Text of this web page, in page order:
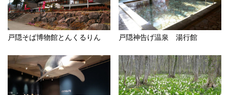
戸隠そば博物館とんくるりん 戸隠神告げ温泉 湯行館